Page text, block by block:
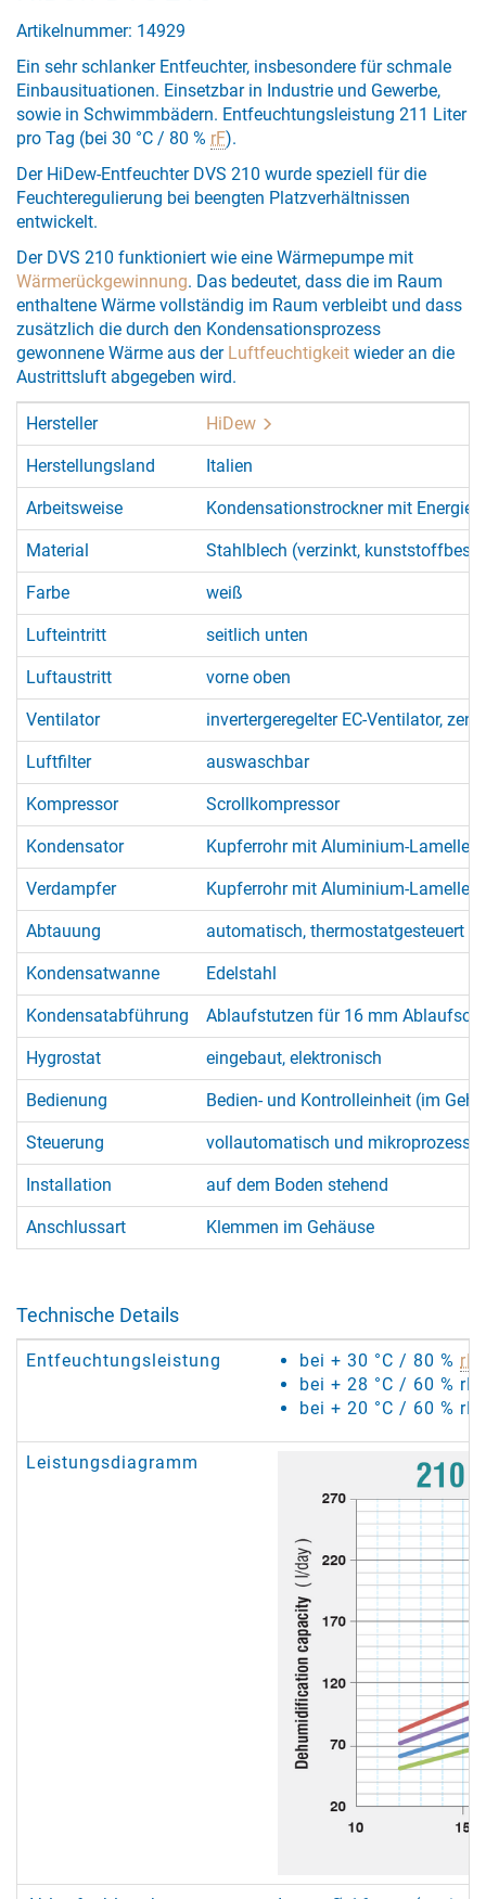
Artikelnummer: 14929
Ein sehr schlanker Entfeuchter, insbesondere für schmale
Einbausituationen. Einsetzbar in Industrie und Gewerbe,
sowie in Schwimmbädern. Entfeuchtungsleistung 211 Liter
pro Tag (bei 30 °C / 80 % rF).
Der HiDew-Entfeuchter DVS 210 wurde speziell für die
Feuchteregulierung bei beengten Platzverhältnissen
entwickelt.
Der DVS 210 funktioniert wie eine Wärmepumpe mit
Wärmerückgewinnung. Das bedeutet, dass die im Raum
enthaltene Wärme vollständig im Raum verbleibt und dass
zusätzlich die durch den Kondensationsprozess
gewonnene Wärme aus der Luftfeuchtigkeit wieder an die
Austrittsluft abgegeben wird.
Hersteller HiDew
Herstellungsland Italien
Arbeitsweise Kondensationstrockner mit
Material Stahlblech (verzinkt,
Farbe weiß
Lufteintritt seitlich unten
Luftaustritt vorne oben
Ventilator invertergeregelter EC-Ventilator,
Luftfilter auswaschbar
Kompressor Scrollkompressor
Kondensator Kupferrohr mit Aluminium-
Verdampfer Kupferrohr mit Aluminium-
Abtauung automatisch, thermostatgesteuert
Kondensatwanne Edelstahl
Kondensatabführung Ablaufstutzen für 16 mm
Hygrostat eingebaut, elektronisch
Bedienung Bedien- und Kontrolleinheit (im
Steuerung vollautomatisch und
Installation auf dem Boden stehend
Anschlussart Klemmen im Gehäuse
Technische Details
Entfeuchtungsleistung bei + 30 °C / 80 % rF
bei + 28 °C / 60 %
bei + 20 °C / 60 %
Leistungsdiagramm